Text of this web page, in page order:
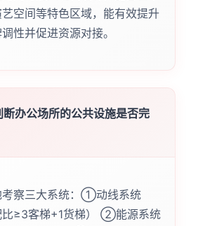
空间等特色区域，能有效提升
性并促进资源对接。
断办公场所的公共设施是否完
考察三大系统：①动线系统
比≥3客梯+1货梯） ②能源系统